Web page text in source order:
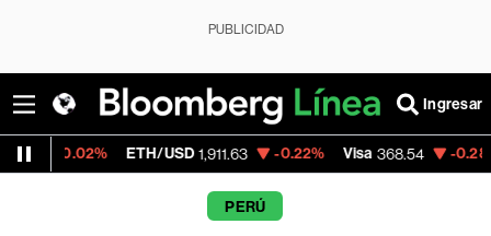
PUBLICIDAD
Ingresar
ETH/USD 1,911.63 -0.22% Visa 368.54 -0.28%
PERÚ